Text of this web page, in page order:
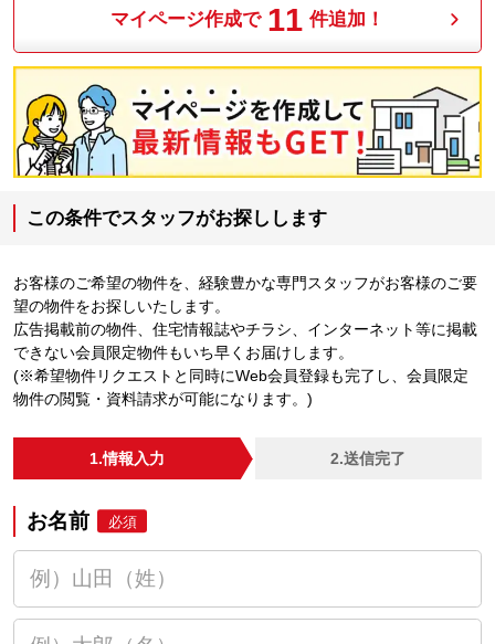
マイページ作成で 11 件追加！
この条件でスタッフがお探しします
お客様のご希望の物件を、経験豊かな専門スタッフがお客様のご要
望の物件をお探しいたします。
広告掲載前の物件、住宅情報誌やチラシ、インターネット等に掲載
できない会員限定物件もいち早くお届けします。
(※希望物件リクエストと同時にWeb会員登録も完了し、会員限定
物件の閲覧・資料請求が可能になります。)
1.情報入力 2.送信完了
お名前 必須